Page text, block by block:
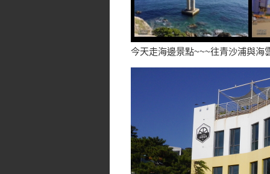
今天走海邊景點~~~往青沙浦與海